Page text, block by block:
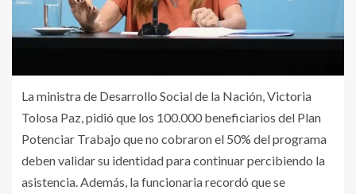
La ministra de Desarrollo Social de la Nación, Victoria
Tolosa Paz, pidió que los 100.000 beneficiarios del Plan
Potenciar Trabajo que no cobraron el 50% del programa
deben validar su identidad para continuar percibiendo la
asistencia. Además, la funcionaria recordó que se